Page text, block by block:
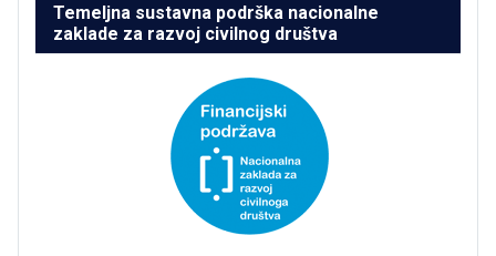
Temeljna sustavna podrška nacionalne
zaklade za razvoj civilnog društva